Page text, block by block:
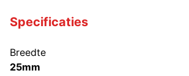
Specificaties
Breedte
25mm